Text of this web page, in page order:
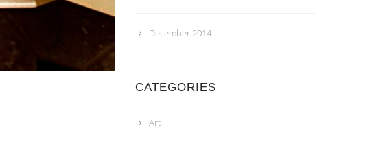
December 2014
CATEGORIES
Art